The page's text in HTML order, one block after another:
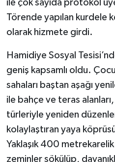
ile çok sayıda protokol
Törende yapılan kurdele
olarak hizmete girdi.
Hamidiye Sosyal
geniş kapsamlı oldu.
sahaları baştan aşağı
ile bahçe ve teras
türleriyle yeniden
kolaylaştıran yaya
Yaklaşık 400
zeminler sökülüp,